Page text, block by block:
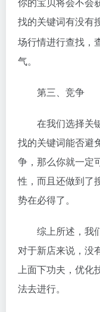
找的关键词有没有
场行情进行查找，
气。
第三、竞争
在我们选择关
找的关键词能否避
争，那么你就一定
性，而且还做到了
势在必得了。
综上所述，我
对于新店来说，没
上面下功夫，优化
法去进行。